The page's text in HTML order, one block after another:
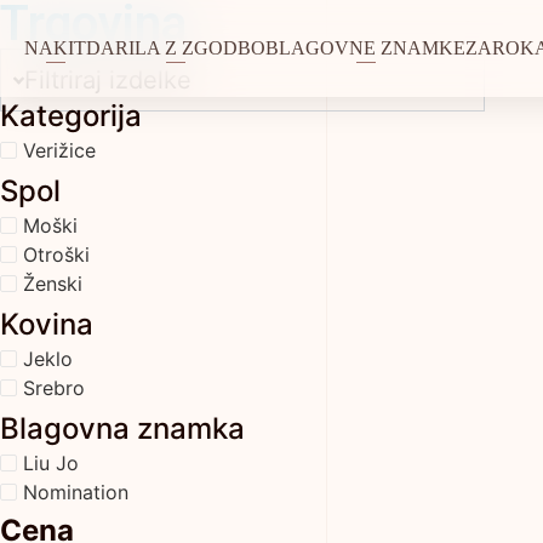
NAKITDARILA Z ZGODBOBLAGOVNE ZNAMKE
Trgovina
Kategorija
Verižice
Spol
Moški
Otroški
Ženski
Kovina
Jeklo
Srebro
Blagovna znamka
Liu Jo
Nomination
Cena